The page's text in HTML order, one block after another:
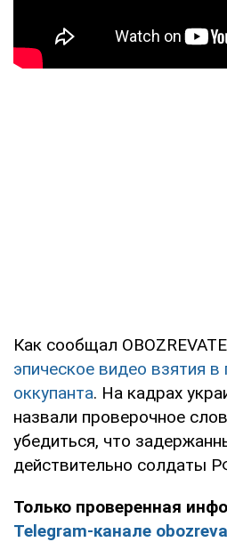
Как сообщал
эпическое видео взятия в
оккупанта. На кадрах
назвали проверочное
убедиться, что
действительно солдаты
Только проверенная
Telegram-канале